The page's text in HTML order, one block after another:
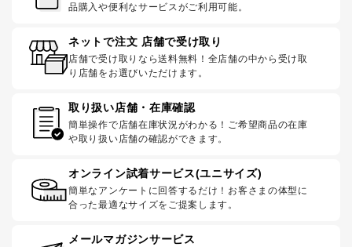
品購入や便利なサービスがご利用可能。
ネットで注文 店舗で受け取り
店舗で受け取りなら送料無料！全店舗の中から受け取
り店舗をお選びいただけます。
取り扱い店舗・在庫確認
簡単操作で店舗在庫状況がわかる！ご希望商品の在庫
や取り扱い店舗の確認ができます。
オンライン試着サービス(ユニサイズ)
簡単なアンケートに回答するだけ！お客さまの体型に
合った最適なサイズをご提案します。
メールマガジンサービス